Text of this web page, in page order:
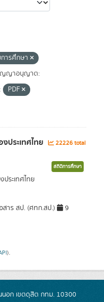
ารศึกษา
ญาอนุญาต:
PDF
ประเทศไทย
22226 total
สถิติการศึกษา
ระเทศไทย
สาร สป. (ศทก.สป.)
9
).
นอก เขตดุสิต กทม. 10300